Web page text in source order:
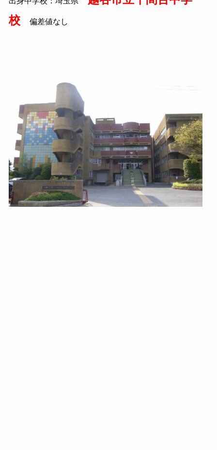
校
偏差値なし